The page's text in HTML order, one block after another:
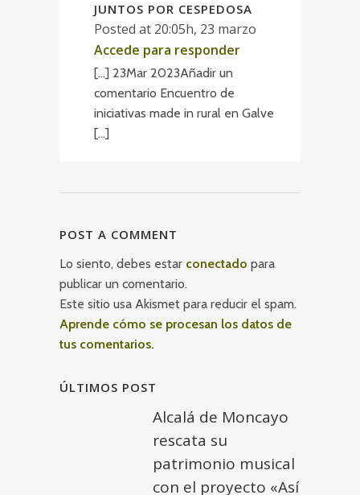
JUNTOS POR CESPEDOSA
Posted at 20:05h, 23 marzo
Accede para responder
[…] 23Mar 2023Añadir un
comentario Encuentro de
iniciativas made in rural en Galve
[…]
POST A COMMENT
Lo siento, debes estar conectado para
publicar un comentario.
Este sitio usa Akismet para reducir el spam.
Aprende cómo se procesan los datos de
tus comentarios.
ÚLTIMOS POST
Alcalá de Moncayo
rescata su
patrimonio musical
con el proyecto «Así